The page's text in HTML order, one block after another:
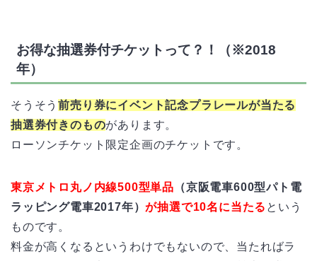
お得な抽選券付チケットって？！（※2018
年）
そうそう前売り券にイベント記念プラレールが当たる
抽選券付きのものがあります。
ローソンチケット限定企画のチケットです。
東京メトロ丸ノ内線500型単品 （京阪電車600型パト電
ラッピング電車2017年）が抽選で10名に当たる という
ものです。
料金が高くなるというわけでもないので、当たればラ